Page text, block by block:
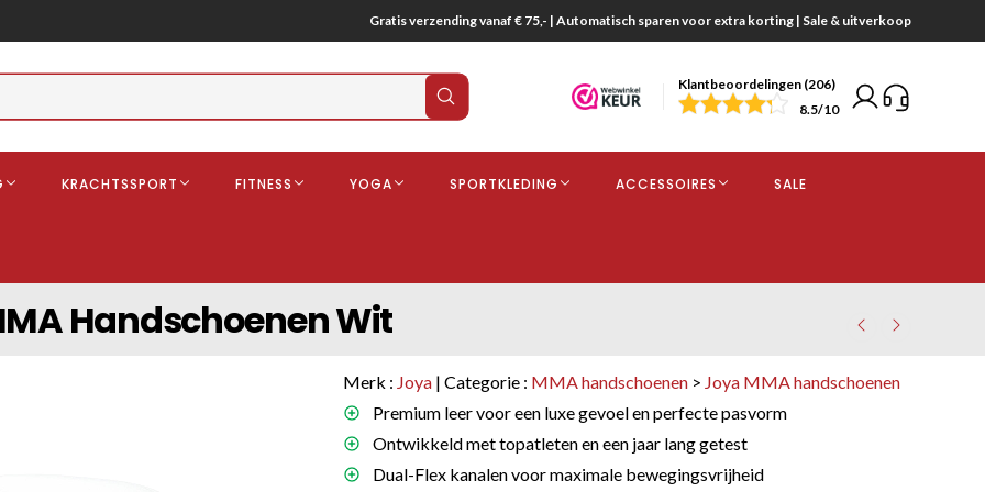
Gratis verzending vanaf € 75,- | Automatisch sparen voor extra korting | Sale & uitverkoop
Klantbeoordelingen (206)
8.5/10
Gebitsbescherming
KRACHTSSPORT FITNESS YOGA SPORTKLEDING ACCESSOIRES SALE
Handschoenen Wit
Merk : Joya | Categorie : MMA handschoenen > Joya MMA handschoenen
Premium leer voor een luxe gevoel en perfecte pasvorm
Ontwikkeld met topatleten en een jaar lang getest
Dual-Flex kanalen voor maximale bewegingsvrijheid